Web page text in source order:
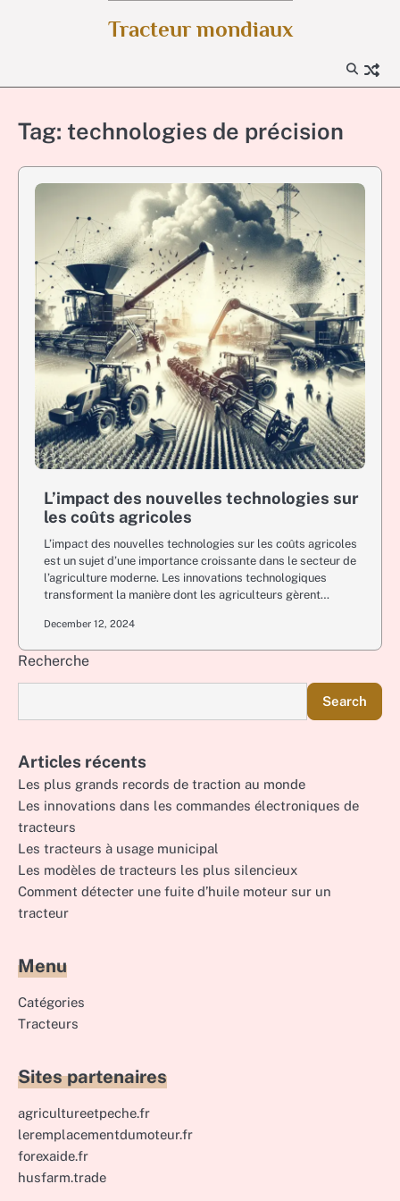
Tracteur mondiaux
Tag: technologies de précision
L’impact des nouvelles technologies sur
les coûts agricoles
L’impact des nouvelles technologies sur les coûts agricoles
est un sujet d’une importance croissante dans le secteur de
l’agriculture moderne. Les innovations technologiques
transforment la manière dont les agriculteurs gèrent…
December 12, 2024
Recherche
Search
Articles récents
Les plus grands records de traction au monde
Les innovations dans les commandes électroniques de
tracteurs
Les tracteurs à usage municipal
Les modèles de tracteurs les plus silencieux
Comment détecter une fuite d’huile moteur sur un
tracteur
Menu
Catégories
Tracteurs
Sites partenaires
agricultureetpeche.fr
leremplacementdumoteur.fr
forexaide.fr
husfarm.trade